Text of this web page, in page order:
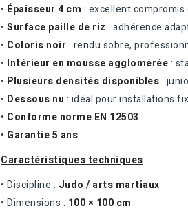
• Épaisseur 4 cm : excellent
• Surface paille de riz : adhérence
• Coloris noir : rendu sobre,
• Intérieur en mousse agglomérée:
• Plusieurs densités disponibles:
• Dessous nu : idéal pour installations
• Conforme norme EN 12503
• Garantie 5 ans
Caractéristiques techniques
• Discipline : Judo / arts martiaux
• Dimensions : 100 × 100 cm